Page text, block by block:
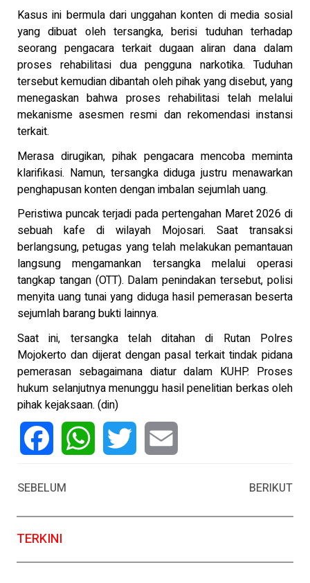
Kasus ini bermula dari unggahan konten di media sosial
yang dibuat oleh tersangka, berisi tuduhan terhadap
seorang pengacara terkait dugaan aliran dana dalam
proses rehabilitasi dua pengguna narkotika. Tuduhan
tersebut kemudian dibantah oleh pihak yang disebut, yang
menegaskan bahwa proses rehabilitasi telah melalui
mekanisme asesmen resmi dan rekomendasi instansi
terkait.
Merasa dirugikan, pihak pengacara mencoba meminta
klarifikasi. Namun, tersangka diduga justru menawarkan
penghapusan konten dengan imbalan sejumlah uang.
Peristiwa puncak terjadi pada pertengahan Maret 2026 di
sebuah kafe di wilayah Mojosari. Saat transaksi
berlangsung, petugas yang telah melakukan pemantauan
langsung mengamankan tersangka melalui operasi
tangkap tangan (OTT). Dalam penindakan tersebut, polisi
menyita uang tunai yang diduga hasil pemerasan beserta
sejumlah barang bukti lainnya.
Saat ini, tersangka telah ditahan di Rutan Polres
Mojokerto dan dijerat dengan pasal terkait tindak pidana
pemerasan sebagaimana diatur dalam KUHP. Proses
hukum selanjutnya menunggu hasil penelitian berkas oleh
pihak kejaksaan. (din)
SEBELUM
BERIKUT
TERKINI